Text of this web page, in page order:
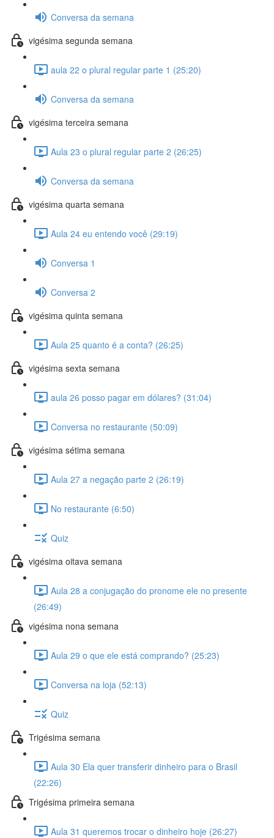
Conversa da semana
vigésima segunda semana
aula 22 o plural regular parte 1 (25:20)
Conversa da semana
vigésima terceira semana
Aula 23 o plural regular parte 2 (26:25)
Conversa da semana
vigésima quarta semana
Aula 24 eu entendo você (29:19)
Conversa 1
Conversa 2
vigésima quinta semana
Aula 25 quanto é a conta? (26:25)
vigésima sexta semana
aula 26 posso pagar em dólares? (31:04)
Conversa no restaurante (50:09)
vigésima sétima semana
Aula 27 a negação parte 2 (26:19)
No restaurante (6:50)
Quiz
vigésima oitava semana
Aula 28 a conjugação do pronome ele no presente
(26:49)
vigésima nona semana
Aula 29 o que ele está comprando? (25:23)
Conversa na loja (52:13)
Quiz
Trigésima semana
Aula 30 Ela quer transferir dinheiro para o Brasil
(22:26)
Trigésima primeira semana
Aula 31 queremos trocar o dinheiro hoje (26:27)